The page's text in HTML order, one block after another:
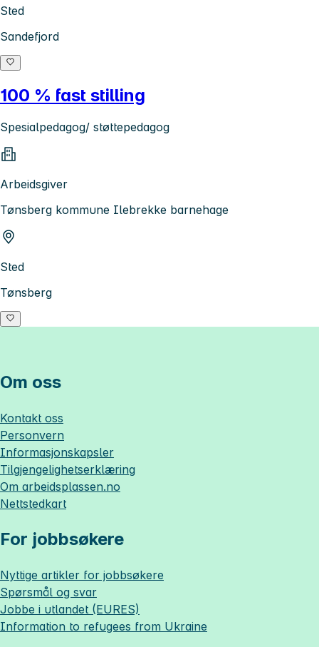
Sted
Sandefjord
100 % fast stilling
Spesialpedagog/ støttepedagog
Arbeidsgiver
Tønsberg kommune Ilebrekke barnehage
Sted
Tønsberg
Om oss
Kontakt oss
Personvern
Informasjonskapsler
Tilgjengelighetserklæring
Om arbeidsplassen.no
Nettstedkart
For jobbsøkere
Nyttige artikler for jobbsøkere
Spørsmål og svar
Jobbe i utlandet (EURES)
Information to refugees from Ukraine